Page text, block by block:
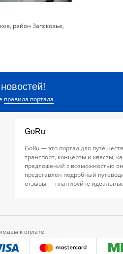
район Запсковье,
правила портала
GoRu
GoRu — это портал для
транспорт, концерты и квесты,
предложений с возможностью
представлен подробный
отзывы — планируйте
к оплате